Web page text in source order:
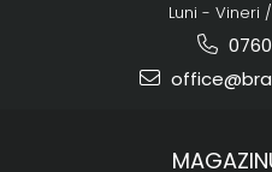
Luni - Vineri